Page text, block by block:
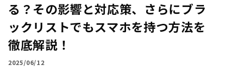
る？その影響と対応策、さらにブラ
ックリストでもスマホを持つ方法を
徹底解説！
2025/06/12